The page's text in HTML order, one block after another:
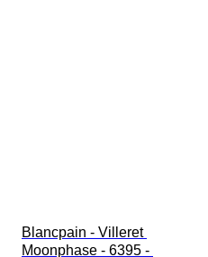
Blancpain - Villeret
Moonphase - 6395 -